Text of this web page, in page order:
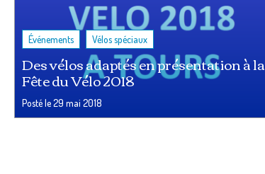
Événements Vélos spéciaux
Des vélos adaptés en présentation à la
Fête du Vélo 2018
Posté le29 mai 2018